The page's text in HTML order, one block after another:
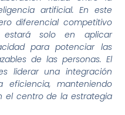
artificial. En este
diferencial competitivo
solo en aplicar
para potenciar las
de las personas. El
liderar una integración
manteniendo
el centro de la estrategia